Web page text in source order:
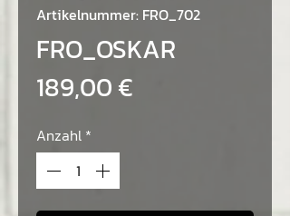
Artikelnummer: FRO_702
FRO_OSKAR
189,00 €Preis
Anzahl *